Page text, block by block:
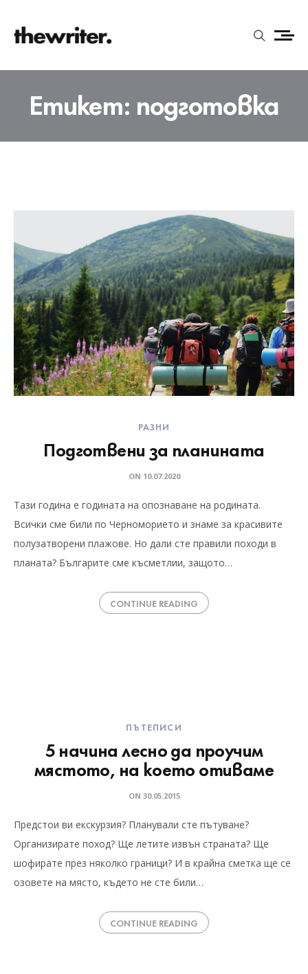
Етикет: подготовка
РАЗНИ
Подготвени за планината
ON 10.07.2020
Тази година е годината на опознаване на родината.
Всички сме били по Черноморието и знаме за красивите
полузатворени плажове. Но дали сте правили походи в
планата? Българите сме късметлии, защото…
CONTINUE READING
ПЪТЕПИСИ
5 начина лесно да проучим
мястото, на което отиваме
ON 30.05.2015
Предстои ви екскурзия? Планували сте пътуване?
Организирате поход? Ще летите извън страната? Ще
шофирате през няколко граници? И в крайна сметка ще се
озовете на място, където не сте били…
CONTINUE READING